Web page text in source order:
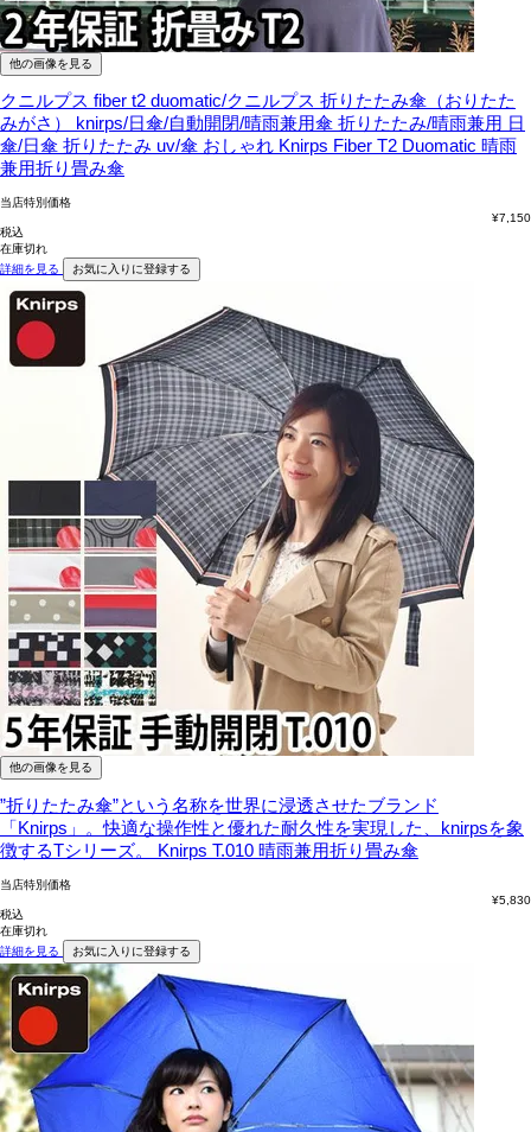
他の画像を見る
クニルプス fiber t2 duomatic/クニルプス 折りたたみ傘（おりたた
みがさ） knirps/日傘/自動開閉/晴雨兼用傘 折りたたみ/晴雨兼用 日
傘/日傘 折りたたみ uv/傘 おしゃれ Knirps Fiber T2 Duomatic 晴雨
兼用折り畳み傘
当店特別価格
¥7,150
税込
在庫切れ
詳細を見る
お気に入りに登録する
他の画像を見る
”折りたたみ傘”という名称を世界に浸透させたブランド
「Knirps」。快適な操作性と優れた耐久性を実現した、knirpsを象
徴するTシリーズ。
Knirps T.010 晴雨兼用折り畳み傘
当店特別価格
¥5,830
税込
在庫切れ
詳細を見る
お気に入りに登録する